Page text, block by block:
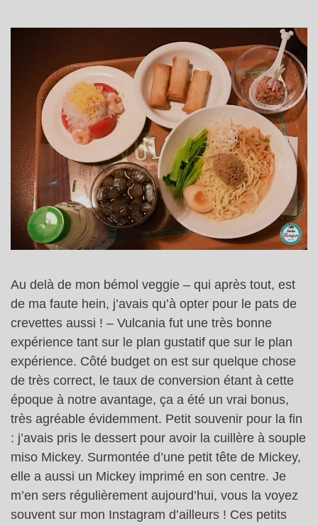
Au delà de mon bémol veggie – qui après tout, est
de ma faute hein, j’avais qu’à opter pour le pats de
crevettes aussi ! – Vulcania fut une très bonne
expérience tant sur le plan gustatif que sur le plan
expérience. Côté budget on est sur quelque chose
de très correct, le taux de conversion étant à cette
époque à notre avantage, ça a été un vrai bonus,
très agréable évidemment. Petit souvenir pour la fin
: j’avais pris le dessert pour avoir la cuillère à souple
miso Mickey. Surmontée d’une petit tête de Mickey,
elle a aussi un Mickey imprimé en son centre. Je
m’en sers régulièrement aujourd’hui, vous la voyez
souvent sur mon Instagram d’ailleurs ! Ces petits